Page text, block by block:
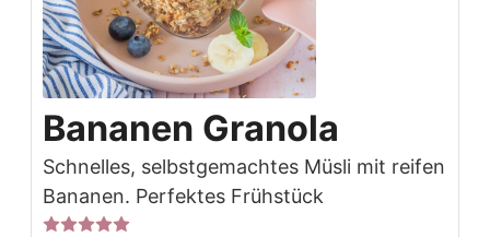
Bananen Granola
Schnelles, selbstgemachtes Müsli mit reifen
Bananen. Perfektes Frühstück